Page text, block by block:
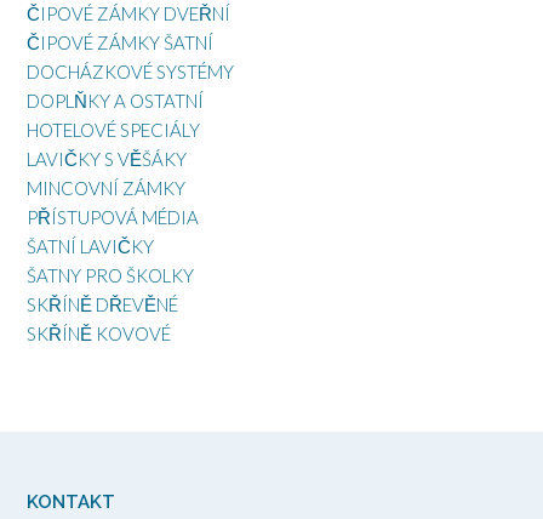
ČIPOVÉ ZÁMKY DVEŘNÍ
ČIPOVÉ ZÁMKY ŠATNÍ
DOCHÁZKOVÉ SYSTÉMY
DOPLŇKY A OSTATNÍ
HOTELOVÉ SPECIÁLY
LAVIČKY S VĚŠÁKY
MINCOVNÍ ZÁMKY
PŘÍSTUPOVÁ MÉDIA
ŠATNÍ LAVIČKY
ŠATNY PRO ŠKOLKY
SKŘÍNĚ DŘEVĚNÉ
SKŘÍNĚ KOVOVÉ
KONTAKT